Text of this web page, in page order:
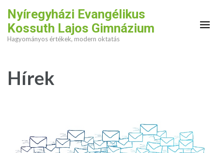
content
(Press
Nyíregyházi Evangélikus
Kossuth Lajos Gimnázium
Hagyományos értékek, modern oktatás
Hírek